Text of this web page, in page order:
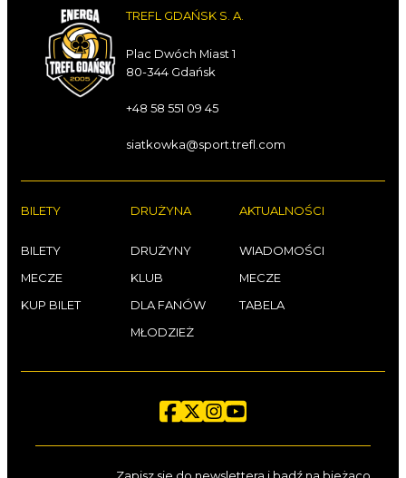
TREFL GDAŃSK S. A.
Plac Dwóch Miast 1
80-344 Gdańsk
+48 58 551 09 45
siatkowka@sport.trefl.com
BILETY
BILETY
MECZE
KUP BILET
DRUŻYNA
DRUŻYNY
KLUB
DLA FANÓW
MŁODZIEŻ
AKTUALNOŚCI
WIADOMOŚCI
MECZE
TABELA